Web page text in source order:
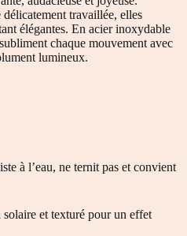
travaillée, elles
élégantes. En acier inoxydable
chaque mouvement avec
lumineux.
à l’eau, ne ternit pas et convient
et texturé pour un effet